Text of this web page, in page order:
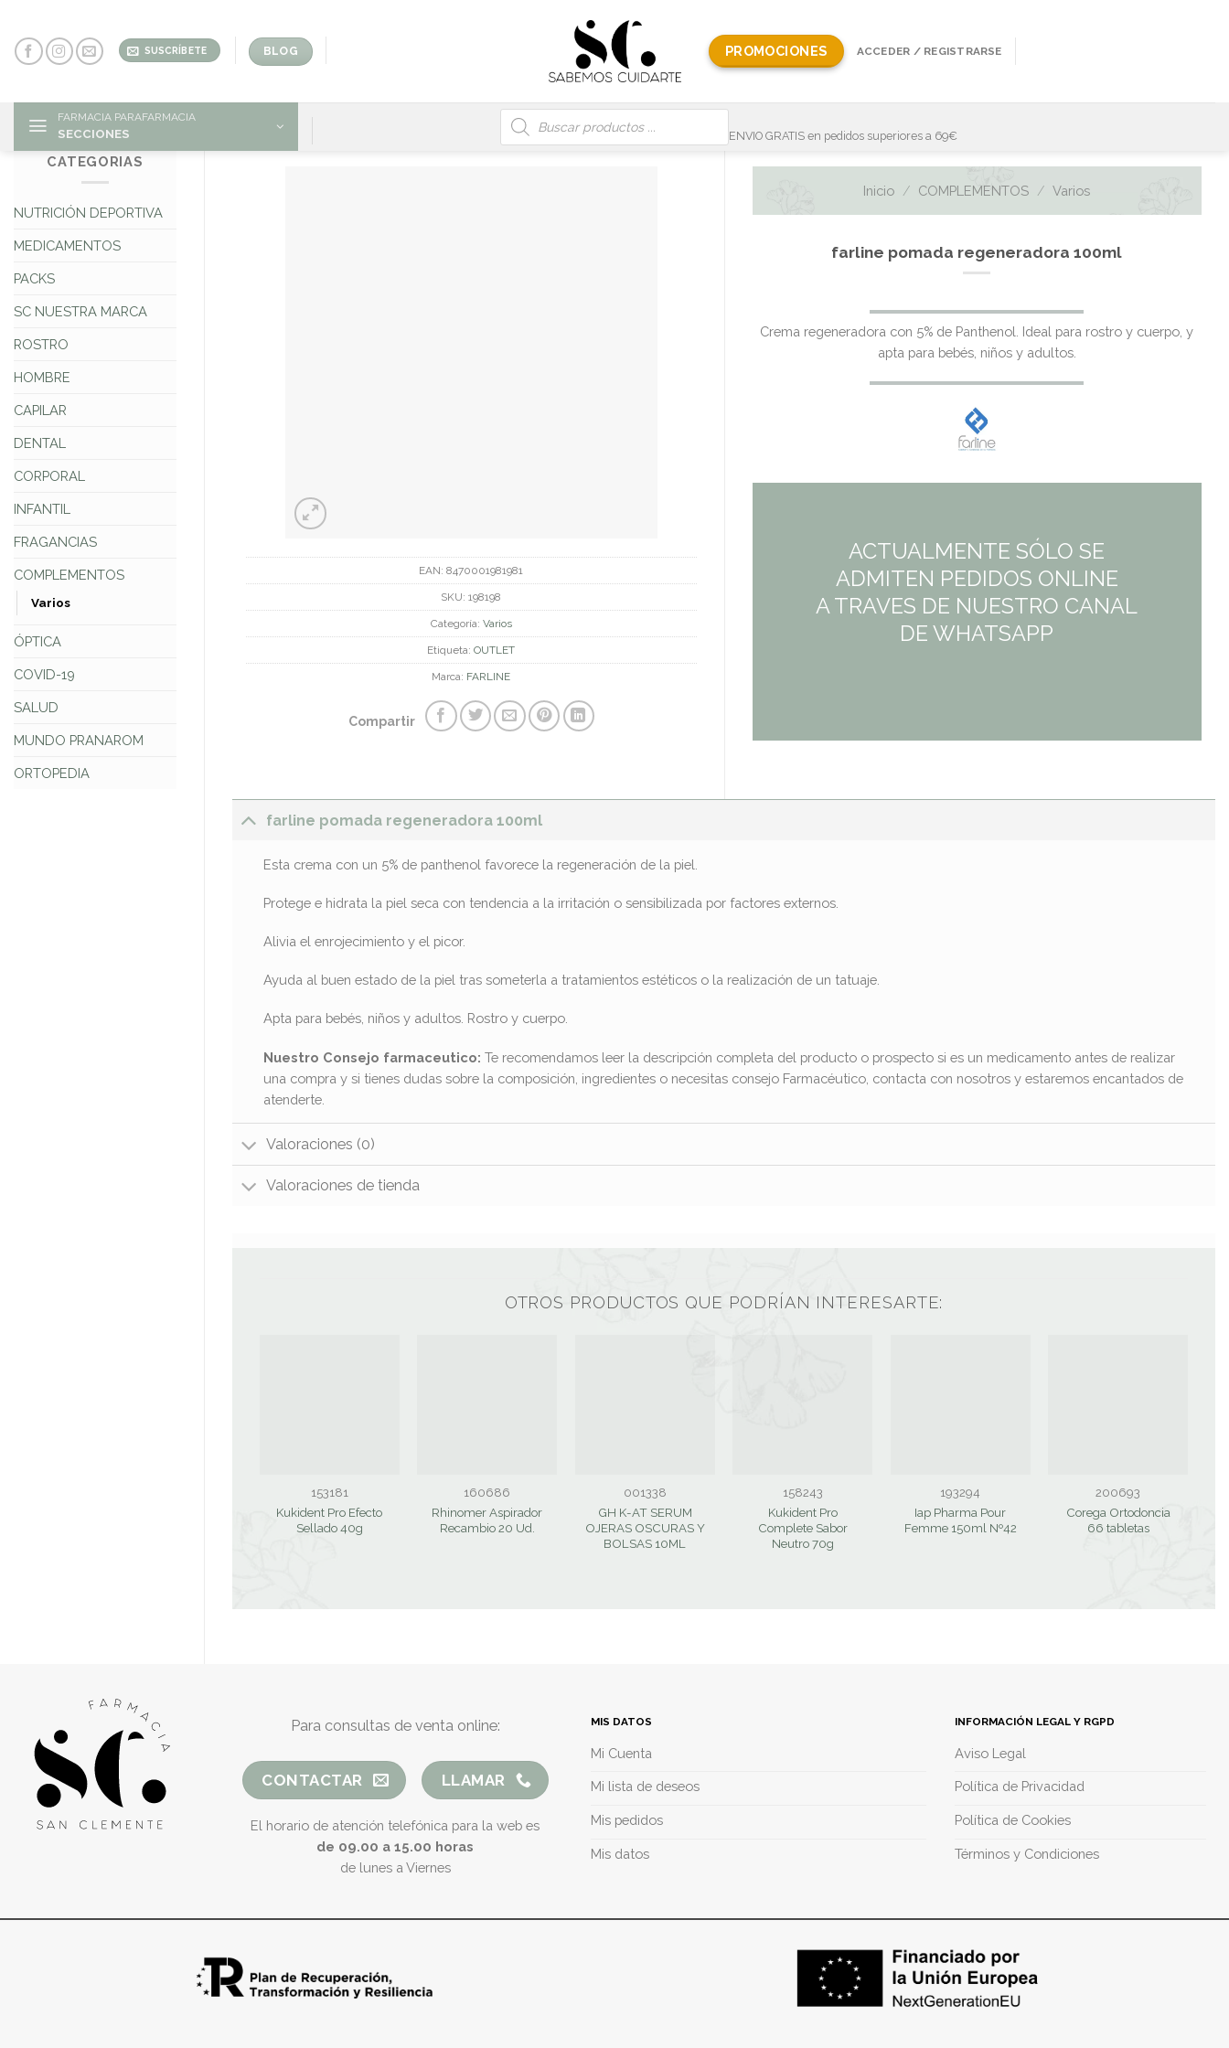
content
SUSCRÍBETE BLOG PROMOCIONES ACCEDER / REGISTRARSE
FARMACIA PARAFARMACIA
SECCIONES
Búsqueda
de
productos
ENVIO GRATIS en pedidos superiores a 69€
CATEGORIAS
NUTRICIÓN DEPORTIVA
MEDICAMENTOS
PACKS
SC NUESTRA MARCA
ROSTRO
HOMBRE
CAPILAR
DENTAL
CORPORAL
INFANTIL
FRAGANCIAS
COMPLEMENTOS
Varios
ÓPTICA
COVID-19
SALUD
MUNDO PRANAROM
ORTOPEDIA
EAN:8470001981981
SKU:198198
Categoría: Varios
Etiqueta:OUTLET
Marca: FARLINE
Compartir
Inicio / COMPLEMENTOS / Varios
farline pomada regeneradora 100ml
El
precio
original
era:
7,95€.
El
precio
actual
es:
5,17€.
Crema regeneradora con 5% de Panthenol. Ideal para rostro y cuerpo, y
apta para bebés, niños y adultos.
ACTUALMENTE SÓLO SE
ADMITEN PEDIDOS ONLINE
A TRAVES DE NUESTRO CANAL
DE WHATSAPP
farline pomada regeneradora 100ml
Esta crema con un 5% de panthenol favorece la regeneración de la piel.
Protege e hidrata la piel seca con tendencia a la irritación o sensibilizada por factores externos.
Alivia el enrojecimiento y el picor.
Ayuda al buen estado de la piel tras someterla a tratamientos estéticos o la realización de un tatuaje.
Apta para bebés, niños y adultos. Rostro y cuerpo.
Nuestro Consejo farmaceutico: Te recomendamos leer la descripción completa del producto o prospecto si es un medicamento antes de realizar
una compra y si tienes dudas sobre la composición, ingredientes o necesitas consejo Farmacéutico, contacta con nosotros y estaremos encantados de
atenderte.
Valoraciones (0)
Valoraciones de tienda
OTROS PRODUCTOS QUE PODRÍAN INTERESARTE:
153181
Kukident Pro Efecto
Sellado 40g
160686
Rhinomer Aspirador
Recambio 20 Ud.
001338
GH K-AT SERUM
OJERAS OSCURAS Y
BOLSAS 10ML
158243
Kukident Pro
Complete Sabor
Neutro 70g
193294
Iap Pharma Pour
Femme 150ml Nº42
200693
Corega Ortodoncia
66 tabletas
Para consultas de venta online:
CONTACTAR LLAMAR
El horario de atención telefónica para la web es
de 09.00 a 15.00 horas
de lunes a Viernes
MIS DATOS
Mi Cuenta
Mi lista de deseos
Mis pedidos
Mis datos
INFORMACIÓN LEGAL Y RGPD
Aviso Legal
Política de Privacidad
Política de Cookies
Términos y Condiciones